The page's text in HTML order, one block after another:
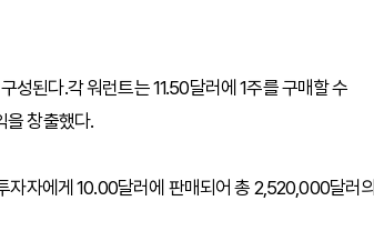
성된다.각 워런트는 11.50달러에 1주를 구매할 수
을 창출했다.
자에게 10.00달러에 판매되어 총 2,520,000달러의